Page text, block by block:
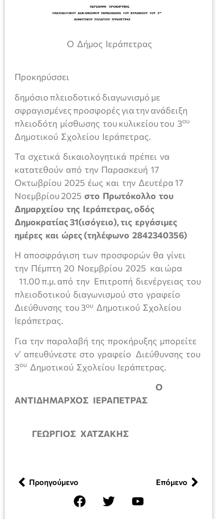
Ο Δήμος Ιεράπετρας
Προκηρύσσει
δημόσιο πλειοδοτικό διαγωνισμό με
σφραγισμένες προσφορές για την ανάδειξη
πλειοδότη μίσθωσης του κυλικείου του 3ου
Δημοτικού Σχολείου Ιεράπετρας.
Τα σχετικά δικαιολογητικά πρέπει να
κατατεθούν από την Παρασκευή 17
Oκτωβρίου 2025 έως και την Δευτέρα 17
Νοεμβρίου 2025 στο Πρωτόκολλο του
Δημαρχείου της Ιεράπετρας, οδός
Δημοκρατίας 31(ισόγειο), τις εργάσιμες
ημέρες και ώρες (τηλέφωνο 2842340356)
Η αποσφράγιση των προσφορών θα γίνει
την Πέμπτη 20 Νοεμβρίου 2025 και ώρα
11.00 π.μ. από την Επιτροπή διενέργειας του
πλειοδοτικού διαγωνισμού στο γραφείο
Διεύθυνσης του 3ου Δημοτικού Σχολείου
Ιεράπετρας.
Για την παραλαβή της προκήρυξης μπορείτε
ν’ απευθύνεστε στο γραφείο Διεύθυνσης του
3ου Δημοτικού Σχολείου Ιεράπετρας.
Ο
ΑΝΤΙΔΗΜΑΡΧΟΣ ΙΕΡΑΠΕΤΡΑΣ
ΓΕΩΡΓΙΟΣ ΧΑΤΖΑΚΗΣ
Προηγούμενο Επόμενο